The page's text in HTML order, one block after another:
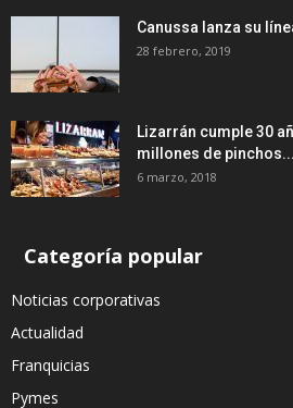
Canussa lanza su
28 febrero, 2019
Lizarrán cumple 30
millones de pinchos...
6 marzo, 2018
Categoría popular
Noticias corporativas
Actualidad
Franquicias
Pymes